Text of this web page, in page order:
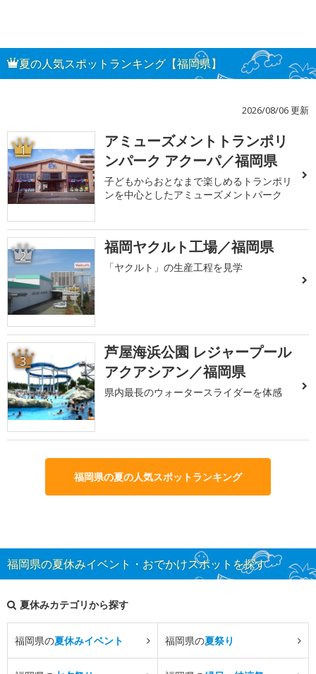
夏の人気スポットランキング【福岡県】
2026/08/06 更新
1
アミューズメントトランポリ
ンパーク アクーパ／福岡県
子どもからおとなまで楽しめるトランポリ
ンを中心としたアミューズメントパーク
2 福岡ヤクルト工場／福岡県
「ヤクルト」の生産工程を見学
3
芦屋海浜公園 レジャープール
アクアシアン／福岡県
県内最長のウォータースライダーを体感
福岡県の夏の人気スポットランキング
福岡県の夏休みイベント・おでかけスポットを探す
夏休みカテゴリから探す
福岡県の夏休みイベント 福岡県の夏祭り